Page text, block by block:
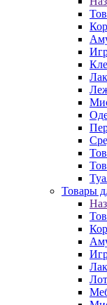
Товары